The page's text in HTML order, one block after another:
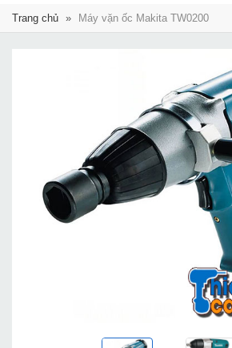
NAVIGATION
Trang chủ » Máy vặn ốc Makita TW0200